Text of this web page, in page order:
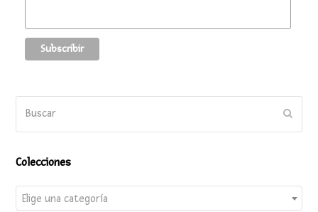
Enviar
Colecciones
Elige una categoría